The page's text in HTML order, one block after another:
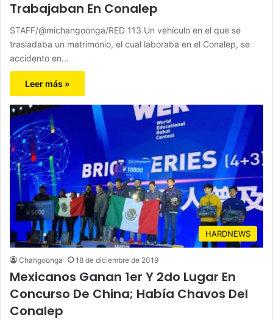
Trabajaban En Conalep
STAFF/@michangoonga/RED 113 Un vehículo en el que se
trasladaba un matrimonio, el cual laboraba en el Conalep, se
accidento en…
Leer más »
HARDNEWS
Changoonga 18 de diciembre de 2019
Mexicanos Ganan 1er Y 2do Lugar En
Concurso De China; Había Chavos Del
Conalep